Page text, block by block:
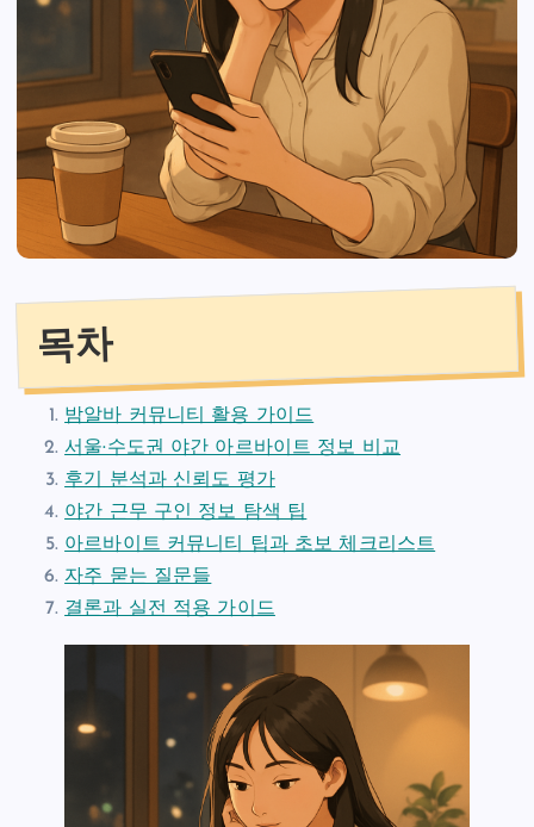
목차
밤알바 커뮤니티 활용 가이드
서울·수도권 야간 아르바이트 정보 비교
후기 분석과 신뢰도 평가
야간 근무 구인 정보 탐색 팁
아르바이트 커뮤니티 팁과 초보 체크리스트
자주 묻는 질문들
결론과 실전 적용 가이드